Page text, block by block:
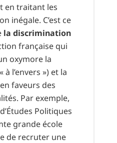
en traitant les
inégale. C’est ce
la discrimination
française qui
oxymore la
l’envers ») et la
faveurs des
Par exemple,
Politiques
grande école
de recruter une